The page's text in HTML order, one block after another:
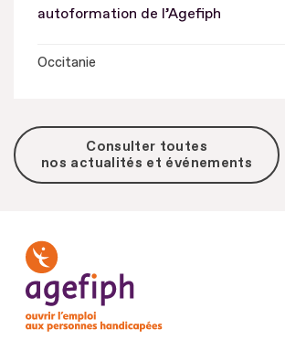
autoformation de l’Agefiph
Occitanie
Consulter toutes
nos actualités et événements